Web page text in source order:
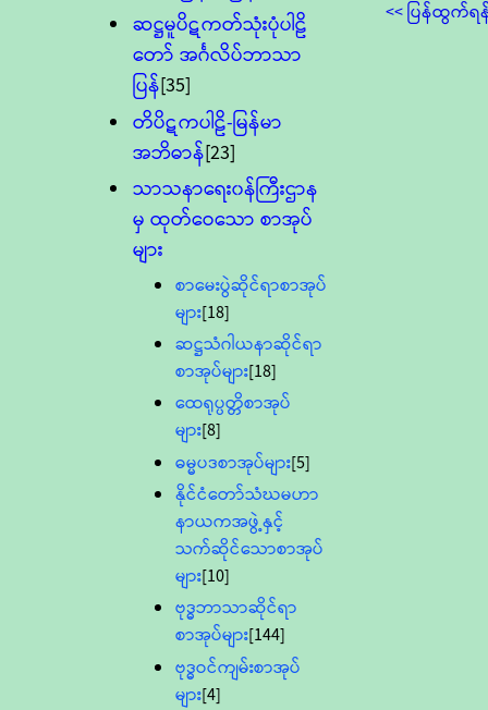
ဆဋ္ဌမူပိဋကတ်သုံးပုံပါဠိ
တော် အင်္ဂလိပ်ဘာသာ
ပြန်[35]
တိပိဋကပါဠိ-မြန်မာ
အဘိဓာန်[23]
သာသနာရေး၀န်ကြီးဌာန
မှ ထုတ်ဝေသော စာအုပ်
များ
စာမေးပွဲဆိုင်ရာစာအုပ်
များ[18]
ဆဋ္ဌသံဂါယနာဆိုင်ရာ
စာအုပ်များ[18]
ထေရုပ္ပတ္တိစာအုပ်
များ[8]
ဓမ္မပဒစာအုပ်များ[5]
နိုင်ငံတော်သံဃမဟာ
နာယကအဖွဲ့နှင့်
သက်ဆိုင်သောစာအုပ်
များ[10]
ဗုဒ္ဓဘာသာဆိုင်ရာ
စာအုပ်များ[144]
ဗုဒ္ဓဝင်ကျမ်းစာအုပ်
များ[4]
<< ပြန်ထွက်ရ